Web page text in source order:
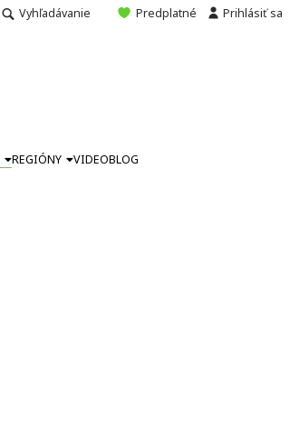
Vyhľadávanie Predplatné Prihlásiť sa
REGIÓNY VIDEOBLOG